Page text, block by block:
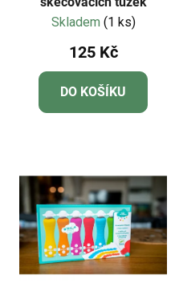
Skladem (1 ks)
125 Kč
DO KOŠÍKU